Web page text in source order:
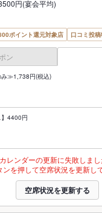
円(宴会平均)
ポイント還元対象店 口コミ投
ン
≫1,738円(税込)
4400円
カレンダーの更新に失敗しまし
を押して空席状況を更新し
空席状況を更新する